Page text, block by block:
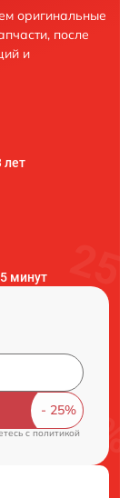
оригинальные
после
и
лет
минут
cполитикой